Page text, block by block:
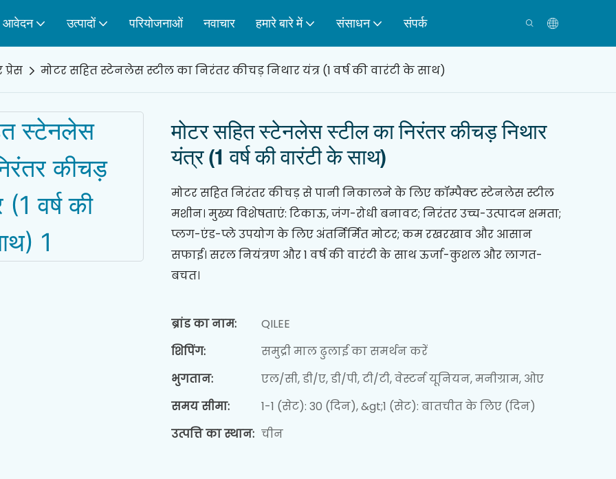
आवेदन उत्पादों परियोजनाओं नवाचार हमारे बारे में संसाधन संपर्क
मोटर सहित स्टेनलेस स्टील का निरंतर कीचड़ निथार यंत्र (1 वर्ष की वारंटी के साथ)
मोटर सहित स्टेनलेस स्टील का निरंतर कीचड़ निथार
यंत्र (1 वर्ष की वारंटी के साथ)
मोटर सहित निरंतर कीचड़ से पानी निकालने के लिए कॉम्पैक्ट स्टेनलेस स्टील
मशीन। मुख्य विशेषताएं: टिकाऊ, जंग-रोधी बनावट; निरंतर उच्च-उत्पादन क्षमता;
प्लग-एंड-प्ले उपयोग के लिए अंतर्निर्मित मोटर; कम रखरखाव और आसान
सफाई। सरल नियंत्रण और 1 वर्ष की वारंटी के साथ ऊर्जा-कुशल और लागत-
बचत।
ब्रांड का नाम:
QILEE
शिपिंग:
समुद्री माल ढुलाई का समर्थन करें
भुगतान:
एल/सी, डी/ए, डी/पी, टी/टी, वेस्टर्न यूनियन, मनीग्राम, ओए
समय सीमा:
1-1 (सेट): 30 (दिन), &gt;1 (सेट): बातचीत के लिए (दिन)
उत्पत्ति का स्थान: चीन